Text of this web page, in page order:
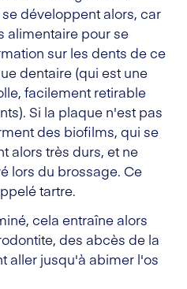
développent alors, car
alimentaire pour se
sur les dents de ce
dentaire (qui est une
facilement retirable
Si la plaque n'est pas
des biofilms, qui se
alors très durs, et ne
lors du brossage. Ce
tartre.
cela entraîne alors
des abcès de la
aller jusqu'à abimer l'os